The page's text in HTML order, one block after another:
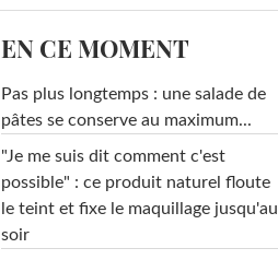
EN CE MOMENT
Pas plus longtemps : une salade de
pâtes se conserve au maximum...
"Je me suis dit comment c'est
possible" : ce produit naturel floute
le teint et fixe le maquillage jusqu'au
soir